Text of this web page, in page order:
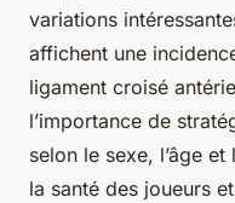
variations
affichent une
ligament croisé
l’importance de
selon le sexe, l’âge
la santé des joueurs